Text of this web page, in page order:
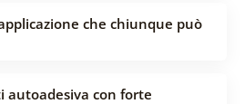
che chiunque può
autoadesiva con forte